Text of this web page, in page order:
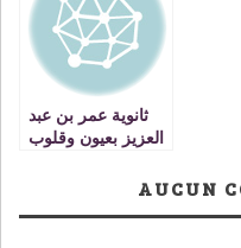
ثانوية عمر بن عبد
العزيز بعيون وقلوب
AUCUN